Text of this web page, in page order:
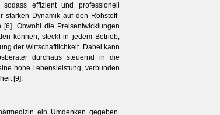
effizient und professionell
starken Dynamik auf den Rohstoff-
Obwohl die Preisentwicklungen
können, steckt in jedem Betrieb,
der Wirtschaftlichkeit. Dabei kann
durchaus steuernd in die
hohe Lebensleistung, verbunden
[9].
ein Umdenken gegeben.